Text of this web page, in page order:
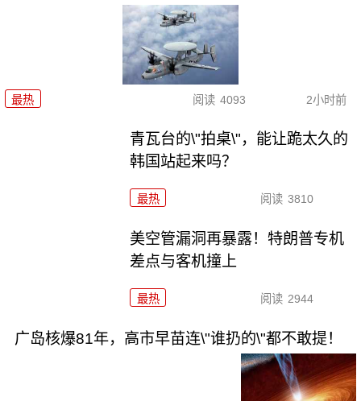
最热 阅读 4093 2小时前
青瓦台的\"拍桌\"，能让跪太久的
韩国站起来吗？
最热 阅读 3810
美空管漏洞再暴露！特朗普专机
差点与客机撞上
最热 阅读 2944
广岛核爆81年，高市早苗连\"谁扔的\"都不敢提！